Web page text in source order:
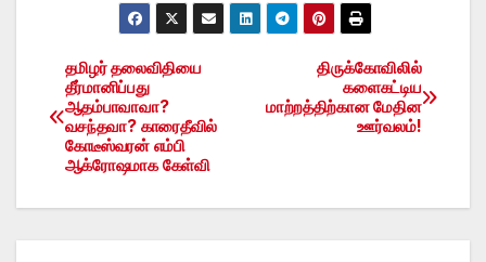
Post
navigation
திருக்கோவிலில்
களைகட்டிய
மாற்றத்திற்கான மேதின
ஊர்வலம்!
தமிழர் தலைவிதியை
தீர்மானிப்பது
ஆதம்பாவாவா?
வசந்தவா? காரைதீவில்
கோடீஸ்வரன் எம்பி
ஆக்ரோஷமாக கேள்வி